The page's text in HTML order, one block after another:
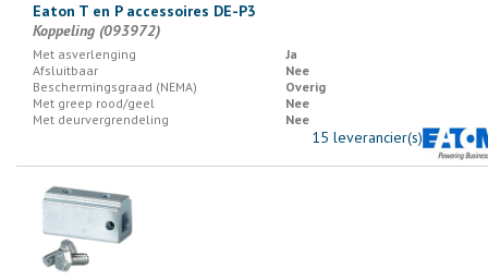
Eaton T en P accessoires DE-P3
Koppeling (093972)
Met asverlenging
Ja
Afsluitbaar
Nee
Beschermingsgraad (NEMA)
Overig
Met greep rood/geel
Nee
Met deurvergrendeling
Nee
15 leverancier(s)